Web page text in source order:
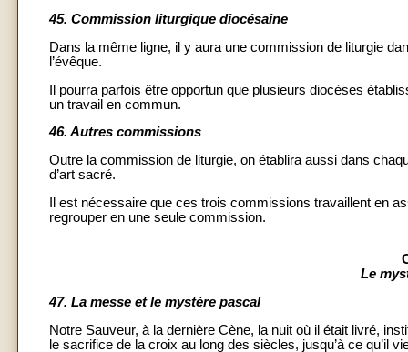
45. Commission liturgique diocésaine
Dans la même ligne, il y aura une commission de liturgie
l’évêque.
Il pourra parfois être opportun que plusieurs diocèses
un travail en commun.
46. Autres commissions
Outre la commission de liturgie, on établira aussi dans
d’art sacré.
Il est nécessaire que ces trois commissions travaillent en
regrouper en une seule commission.
Le
47. La messe et le mystère pascal
Notre Sauveur, à la dernière Cène, la nuit où il était livré,
le sacrifice de la croix au long des siècles, jusqu’à ce qu’il